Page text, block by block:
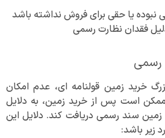
نبوده یا حقی برای فروش نداشته باشد
فقدان نظارت رسمی
خرید زمین قولنامه‌ ای، عدم امکان
است پس از خرید زمین، به دلایل
زمین سند رسمی دریافت کند. دلایل این
زیر باشد: